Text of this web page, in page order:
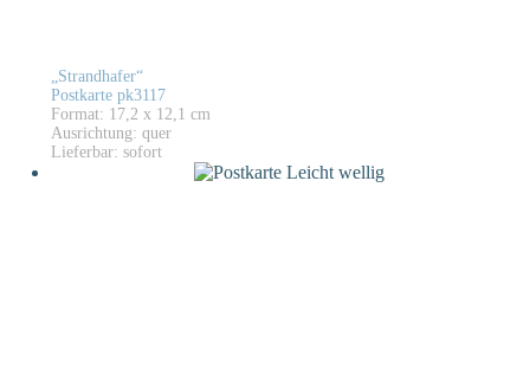
„Strandhafer“
Postkarte pk3117
Format: 17,2 x 12,1 cm
Ausrichtung: quer
Lieferbar: sofort